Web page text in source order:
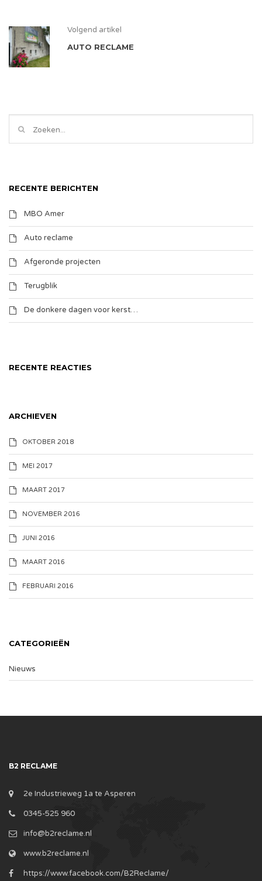
Volgend artikel
AUTO RECLAME
RECENTE BERICHTEN
MBO Amer
Auto reclame
Afgeronde projecten
Terugblik
De donkere dagen voor kerst…
RECENTE REACTIES
ARCHIEVEN
OKTOBER 2018
MEI 2017
MAART 2017
NOVEMBER 2016
JUNI 2016
MAART 2016
FEBRUARI 2016
CATEGORIEËN
Nieuws
B2 RECLAME
2e Industrieweg 1a te Asperen
0345-525 960
info@b2reclame.nl
www.b2reclame.nl
https://www.facebook.com/B2Reclame/